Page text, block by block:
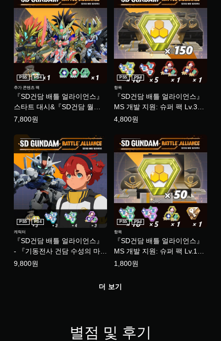
『SD건담 배틀 얼라이언스』
스타트 대시&『SD건담 월드
삼국창걸전』 팩 (추가 콘텐
PS5 PS4
추가 콘텐츠 팩
7,800원
『SD건담 배틀 얼라이언스』
MS 개발 지원: 슈퍼 팩 Lv.3
(한국어판)
PS5 PS4
항목
4,800원
『SD건담 배틀 얼라이언스』
- 『기동전사 건담 수성의 마
녀』 팩 (한국어판)
PS5 PS4
캐릭터
9,800원
『SD건담 배틀 얼라이언스』
MS 개발 지원: 슈퍼 팩 Lv.1
(한국어판)
PS5 PS4
항목
1,800원
더 보기
별점 및 후기